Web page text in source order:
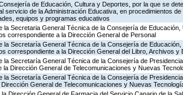
de Educación, Cultura y Deportes, por la que se
servicio de la Administración Educativa, en procedimientos
equipos y programas educativos
la Secretaria General Técnica de la Consejería de
correspondiente a la Dirección General de Personal
la Secretaría General Técnica de la Consejería de
correspondiente a la Dirección General del Libro, Archivos y
la Secretaría General Técnica de la Consejería de
la Dirección General de Telecomunicaciones y Nuevas
la Secretaría General Técnica de la Consejería de
General de Telecomunicaciones y Nuevas